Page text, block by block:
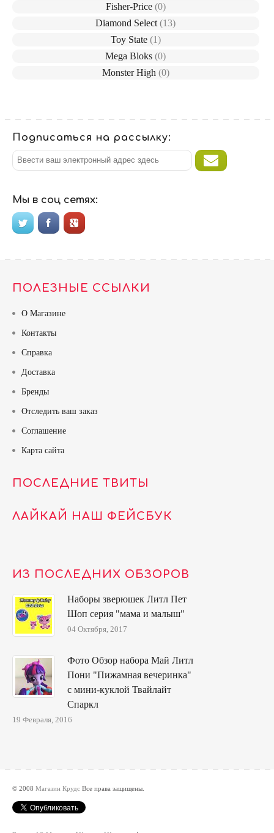
Fisher-Price (0)
Diamond Select(13)
Toy State (1)
Mega Bloks(0)
Monster High (0)
Подписаться на рассылку:
Мы в соц сетях:
ПОЛЕЗНЫЕ ССЫЛКИ
О Магазине
Контакты
Справка
Доставка
Бренды
Отследить ваш заказ
Соглашение
Карта сайта
ПОСЛЕДНИЕ ТВИТЫ
ЛАЙКАЙ НАШ ФЕЙСБУК
ИЗ ПОСЛЕДНИХ ОБЗОРОВ
Наборы зверюшек Литл Пет
Шоп серия "мама и малыш"
04 Октября, 2017
Фото Обзор набора Май Литл
Пони "Пижамная вечеринка"
с мини-куклой Твайлайт
Спаркл
19 Февраля, 2016
© 2008 Магазин Крудс Все права защищены.